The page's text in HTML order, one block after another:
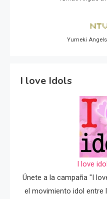
Yumeki
I love Idols
I love
Únete a la campaña "I
el movimiento idol entre